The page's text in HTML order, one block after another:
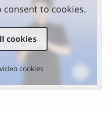
consent to cookies.
cookies
cookies